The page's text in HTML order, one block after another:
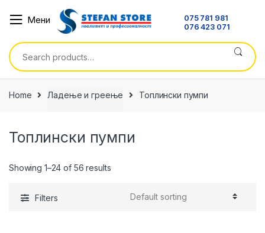
Мени
075 781 981
076 423 071
Search
for:
Home Ладење и греење Топлински пумпи
Топлински пумпи
Showing 1–24 of 56 results
Filters